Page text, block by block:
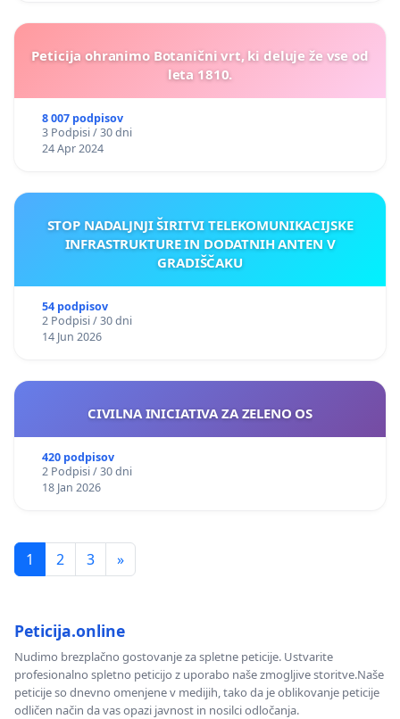
Peticija ohranimo Botanični vrt, ki deluje že vse od
leta 1810.
8 007 podpisov
3 Podpisi / 30 dni
24 Apr 2024
STOP NADALJNJI ŠIRITVI TELEKOMUNIKACIJSKE
INFRASTRUKTURE IN DODATNIH ANTEN V
GRADIŠČAKU
54 podpisov
2 Podpisi / 30 dni
14 Jun 2026
CIVILNA INICIATIVA ZA ZELENO OS
420 podpisov
2 Podpisi / 30 dni
18 Jan 2026
1 2 3 »
Peticija.online
Nudimo brezplačno gostovanje za spletne peticije. Ustvarite
profesionalno spletno peticijo z uporabo naše zmogljive storitve.Naše
peticije so dnevno omenjene v medijih, tako da je oblikovanje peticije
odličen način da vas opazi javnost in nosilci odločanja.